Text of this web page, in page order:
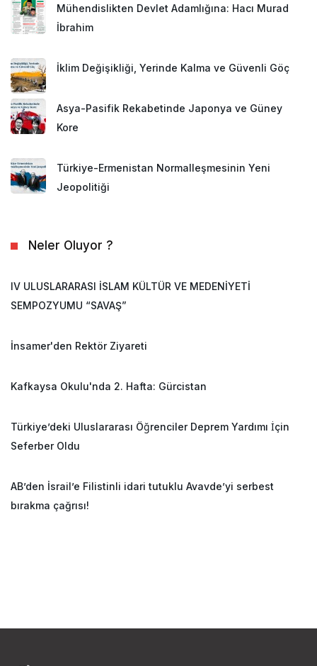
Mühendislikten Devlet Adamlığına: Hacı Murad
İbrahim
İklim Değişikliği, Yerinde Kalma ve Güvenli Göç
Asya-Pasifik Rekabetinde Japonya ve Güney
Kore
Türkiye-Ermenistan Normalleşmesinin Yeni
Jeopolitiği
Neler Oluyor ?
IV ULUSLARARASI İSLAM KÜLTÜR VE MEDENİYETİ
SEMPOZYUMU “SAVAŞ”
İnsamer'den Rektör Ziyareti
Kafkaysa Okulu'nda 2. Hafta: Gürcistan
Türkiye’deki Uluslararası Öğrenciler Deprem Yardımı İçin
Seferber Oldu
AB’den İsrail’e Filistinli idari tutuklu Avavde’yi serbest
bırakma çağrısı!